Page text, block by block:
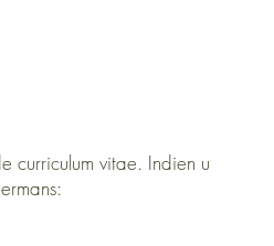
curriculum vitae. Indien u